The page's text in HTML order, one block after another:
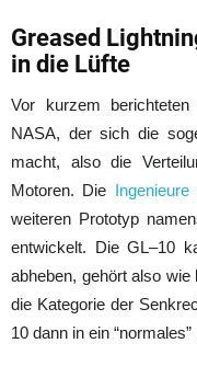
Greased
in die Lüfte
Vor kurzem
NASA, der sich die
macht, also die
Motoren. Die
weiteren Prototyp
entwickelt. Die GL–10
abheben, gehört also
die Kategorie der
10 dann in ein